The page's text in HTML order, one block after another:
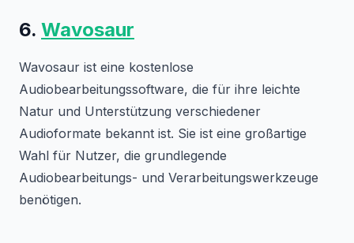
6. Wavosaur
Wavosaur ist eine kostenlose
Audiobearbeitungssoftware, die für ihre leichte
Natur und Unterstützung verschiedener
Audioformate bekannt ist. Sie ist eine großartige
Wahl für Nutzer, die grundlegende
Audiobearbeitungs- und Verarbeitungswerkzeuge
benötigen.